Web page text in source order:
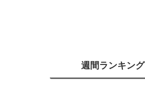
週間ランキング